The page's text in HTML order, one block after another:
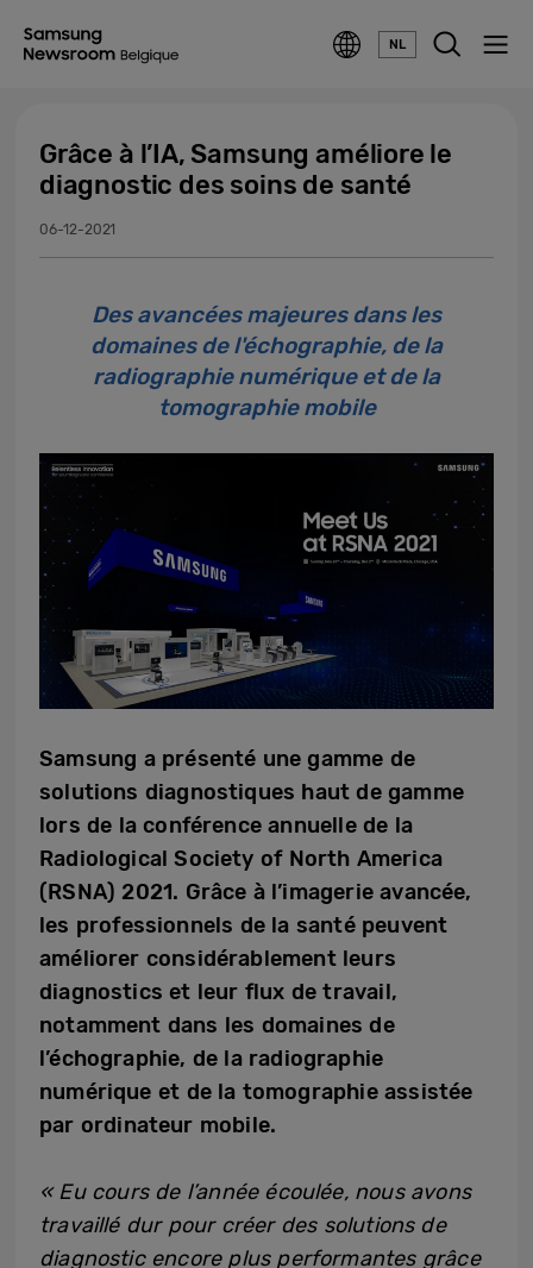
NL
Grâce à l’IA, Samsung améliore le
diagnostic des soins de santé
06-12-2021
Des avancées majeures dans les
domaines de l'échographie, de la
radiographie numérique et de la
tomographie mobile
Samsung a présenté une gamme de
solutions diagnostiques haut de gamme
lors de la conférence annuelle de la
Radiological Society of North America
(RSNA) 2021. Grâce à l’imagerie avancée,
les professionnels de la santé peuvent
améliorer considérablement leurs
diagnostics et leur flux de travail,
notamment dans les domaines de
l’échographie, de la radiographie
numérique et de la tomographie assistée
par ordinateur mobile.
« Eu cours de l’année écoulée, nous avons
travaillé dur pour créer des solutions de
diagnostic encore plus performantes grâce